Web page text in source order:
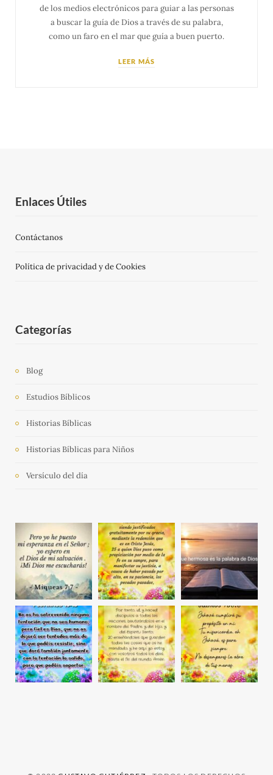
de los medios electrónicos para guiar a las personas
a buscar la guía de Dios a través de su palabra,
como un faro en el mar que guía a buen puerto.
LEER MÁS
Enlaces Útiles
Contáctanos
Política de privacidad y de Cookies
Categorías
Blog
Estudios Bíblicos
Historias Bíblicas
Historias Bíblicas para Niños
Versículo del día